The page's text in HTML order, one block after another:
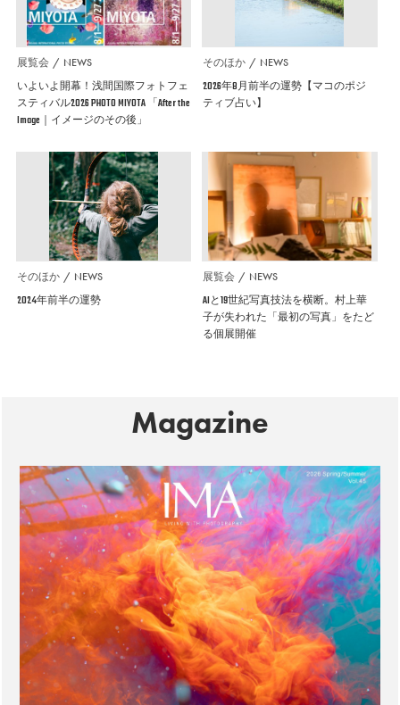
展覧会 NEWS
いよいよ開幕！浅間国際フォトフェ
スティバル2026 PHOTO MIYOTA 「After the
Image｜イメージのその後」
そのほか NEWS
2026年8月前半の運勢【マコのポジ
ティブ占い】
そのほか NEWS
2024年前半の運勢
展覧会 NEWS
AIと19世紀写真技法を横断。村上華
子が失われた「最初の写真」をたど
る個展開催
Magazine